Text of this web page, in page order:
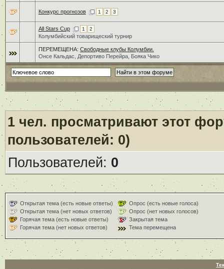
Конкурс прогнозов 1 2 3
All Stars Cup 1 2
Колумбийский товарищеский турнир
ПЕРЕМЕЩЕНА: Свободные клубы Колумбии.
Онсе Кальдас, Депортиво Перейра, Бояка Чико
1чел. просматривают этот
пользователей: 0)
Пользователей: 0
Открытая тема (есть новые ответы)
Открытая тема (нет новых ответов)
Горячая тема (есть новые ответы)
Горячая тема (нет новых ответов)
Опрос (есть новые голоса)
Опрос (нет новых голосов)
Закрытая тема
Тема перемещена